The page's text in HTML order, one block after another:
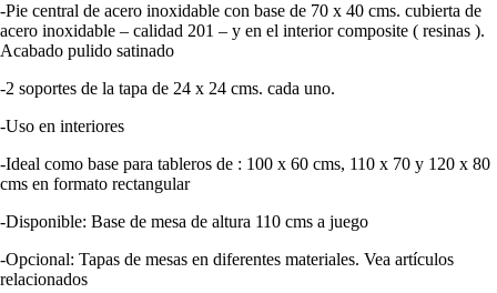
-Pie central de acero inoxidable con base de 70 x 40 cms. cubierta de
acero inoxidable – calidad 201 – y en el interior composite ( resinas ).
Acabado pulido satinado
-2 soportes de la tapa de 24 x 24 cms. cada uno.
-Uso en interiores
-Ideal como base para tableros de : 100 x 60 cms, 110 x 70 y 120 x 80
cms en formato rectangular
-Disponible: Base de mesa de altura 110 cms a juego
-Opcional: Tapas de mesas en diferentes materiales. Vea artículos
relacionados